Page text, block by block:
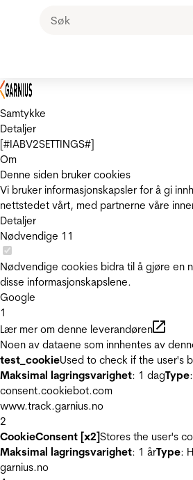
Samtykke
Detaljer
[#IABV2SETTINGS#]
Om
Denne siden bruker cookies
Vi bruker informasjonskapsler for å gi
nettstedet vårt, med partnerne våre
Detaljer
Nødvendige 11
Nødvendige cookies bidra til å gjøre en
disse informasjonskapslene.
Google
1
Lær mer om denne leverandøren
Noen av dataene som innhentes av
test_cookieUsed to check if the user's
Maksimal lagringsvarighet: 1 dagType
consent.cookiebot.com
www.track.garnius.no
2
CookieConsent [x2]Stores the user's
Maksimal lagringsvarighet: 1 årType:
garnius.no